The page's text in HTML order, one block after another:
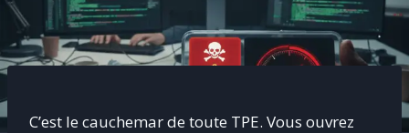
C’est le cauchemar de toute TPE. Vous ouvrez